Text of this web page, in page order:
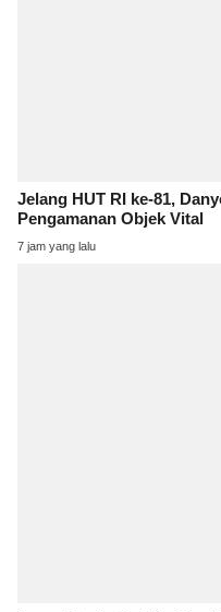
Jelang HUT RI ke-81,
Pengamanan Objek Vital
7 jam yang lalu